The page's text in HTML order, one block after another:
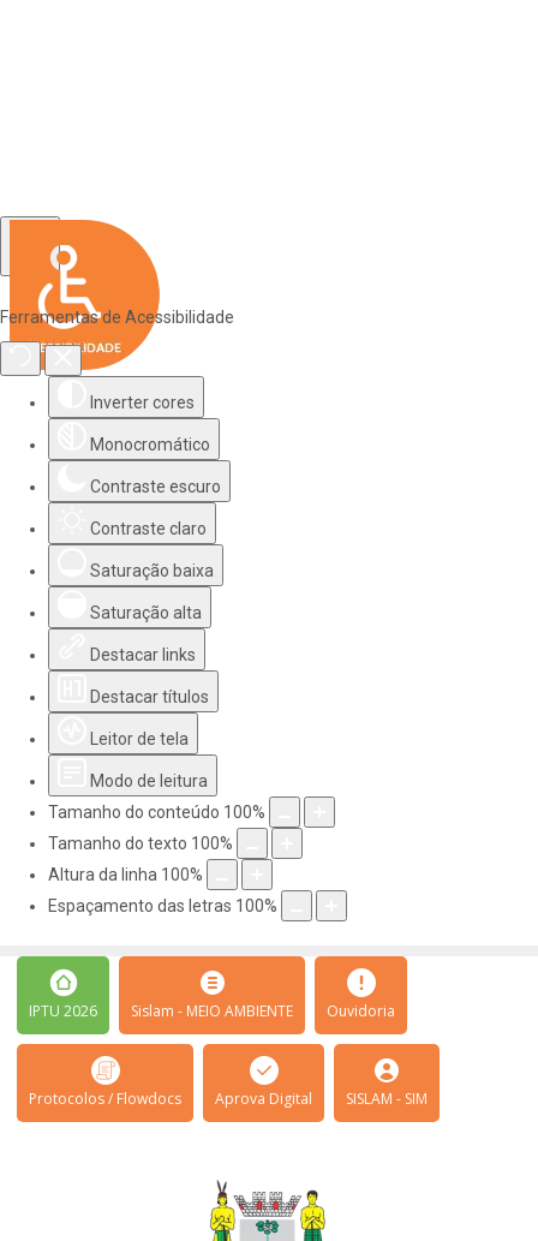
Ferramentas de Acessibilidade
Inverter cores
Monocromático
Contraste escuro
Contraste claro
Saturação baixa
Saturação alta
Destacar links
Destacar títulos
Leitor de tela
Modo de leitura
Tamanho do conteúdo 100%
Tamanho do texto 100%
Altura da linha 100%
Espaçamento das letras 100%
IPTU 2026 Sislam - MEIO AMBIENTE Ouvidoria
Protocolos / Flowdocs Aprova Digital SISLAM - SIM